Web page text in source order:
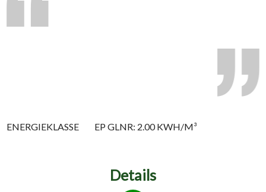
ENERGIEKLASSE EP GLNR: 2.00 KWH/M³
Details